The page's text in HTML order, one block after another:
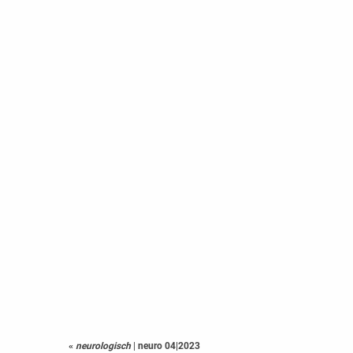
« neurologisch | neuro 04|2023